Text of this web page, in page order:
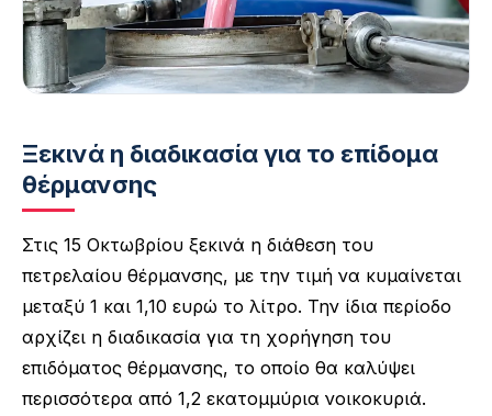
Ξεκινά η διαδικασία για το επίδομα
θέρμανσης
Στις 15 Οκτωβρίου ξεκινά η διάθεση του
πετρελαίου θέρμανσης, με την τιμή να κυμαίνεται
μεταξύ 1 και 1,10 ευρώ το λίτρο. Την ίδια περίοδο
αρχίζει η διαδικασία για τη χορήγηση του
επιδόματος θέρμανσης, το οποίο θα καλύψει
περισσότερα από 1,2 εκατομμύρια νοικοκυριά.